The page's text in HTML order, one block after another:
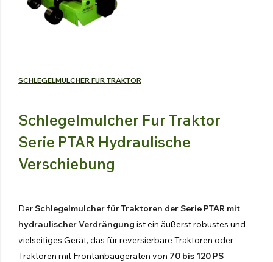
SCHLEGELMULCHER FUR TRAKTOR
Schlegelmulcher Fur Traktor
Serie PTAR Hydraulische
Verschiebung
DerSchlegelmulcher für Traktoren der Serie PTAR mit
hydraulischer Verdrängung ist ein äußerst robustes und
vielseitiges Gerät, das für reversierbare Traktoren oder
Traktoren mit Frontanbaugeräten von 70 bis 120 PS
Spruhkanone
HYDRAULISCHE
FREISCHNEIDER
Entdecken Sie die Produkte
HYDRAULISCHE
Entdecken Sie die Produkte
HYDRAULISCHE SCHAUFEL
Entdecken Sie die Produkte